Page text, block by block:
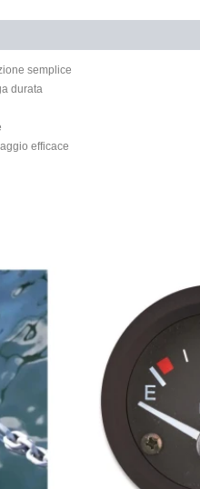
semplice
durata
efficace